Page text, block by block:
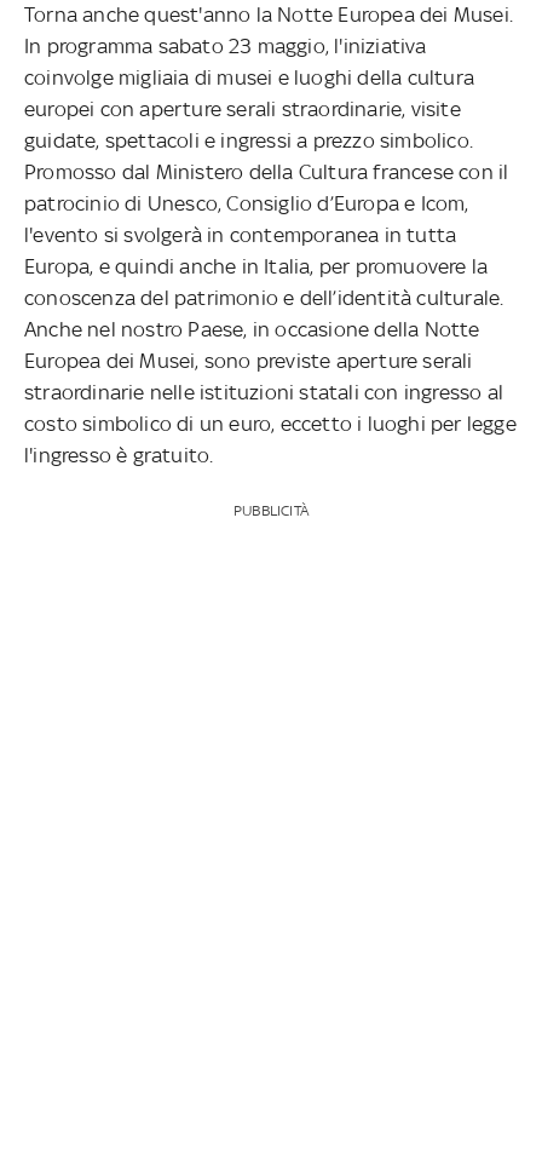
Torna anche quest'anno la Notte Europea dei Musei.
In programma sabato 23 maggio, l'iniziativa
coinvolge migliaia di musei e luoghi della cultura
europei con aperture serali straordinarie, visite
guidate, spettacoli e ingressi a prezzo simbolico.
Promosso dal Ministero della Cultura francese con il
patrocinio di Unesco, Consiglio d’Europa e Icom,
l'evento si svolgerà in contemporanea in tutta
Europa, e quindi anche in Italia, per promuovere la
conoscenza del patrimonio e dell’identità culturale.
Anche nel nostro Paese, in occasione della Notte
Europea dei Musei, sono previste aperture serali
straordinarie nelle istituzioni statali con ingresso al
costo simbolico di un euro, eccetto i luoghi per legge
l'ingresso è gratuito.
PUBBLICITÀ